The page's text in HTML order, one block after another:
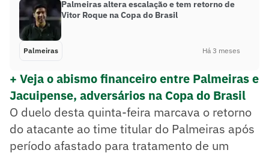
Palmeiras altera escalação e tem retorno de
Vitor Roque na Copa do Brasil
Palmeiras Há 3 meses
+ Veja o abismo financeiro entre Palmeiras e
Jacuipense, adversários na Copa do Brasil
O duelo desta quinta-feira marcava o retorno
do atacante ao time titular do Palmeiras após
período afastado para tratamento de um